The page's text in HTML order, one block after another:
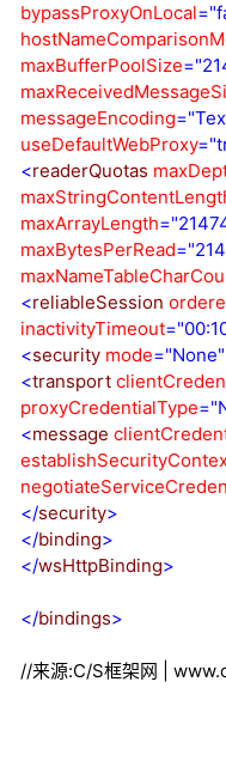
bypassProxyOnLocal
maxBufferPoolSize
messageEncoding
useDefaultWebProxy
<readerQuotas
maxArrayLength
maxBytesPerRead
<reliableSession
inactivityTimeout
<security mode="None"
<transport
proxyCredentialType
<message
</security>
</binding>
</wsHttpBinding>
</bindings>
//来源:C/S框架网 |